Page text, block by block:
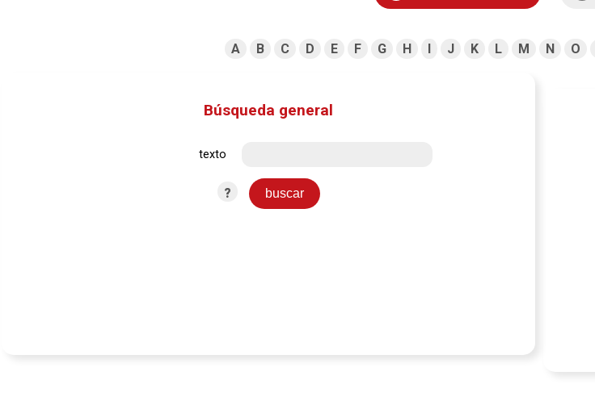
A B C D E F G H I J K L M N O
Búsqueda general
texto
?